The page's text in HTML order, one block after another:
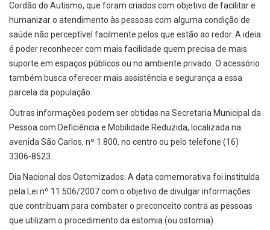
Cordão do Autismo, que foram criados com objetivo de facilitar e
humanizar o atendimento às pessoas com alguma condição de
saúde não perceptível facilmente pelos que estão ao redor. A ideia
é poder reconhecer com mais facilidade quem precisa de mais
suporte em espaços públicos ou no ambiente privado. O acessório
também busca oferecer mais assistência e segurança a essa
parcela da população.
Outras informações podem ser obtidas na Secretaria Municipal da
Pessoa com Deficiência e Mobilidade Reduzida, localizada na
avenida São Carlos, nº 1.800, no centro ou pelo telefone (16)
3306-8523.
Dia Nacional dos Ostomizados: A data comemorativa foi instituída
pela Lei nº 11.506/2007 com o objetivo de divulgar informações
que contribuam para combater o preconceito contra as pessoas
que utilizam o procedimento da estomia (ou ostomia).